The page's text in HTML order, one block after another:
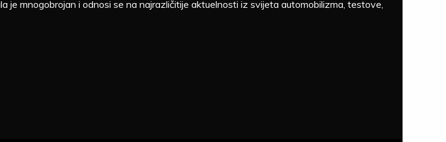
je mnogobrojan i odnosi se na najrazličitije aktuelnosti iz svijeta automobilizma, testove,